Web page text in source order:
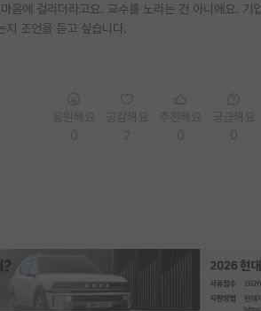
음에 걸리더라고요. 교수를 노리는 건 아니에요. 기
지 조언을 듣고 싶습니다.